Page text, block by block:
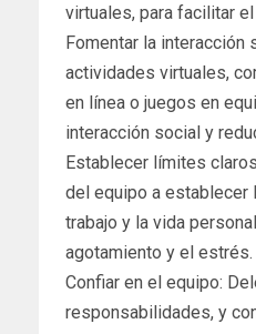
virtuales, para facilitar
Fomentar la interacción
actividades virtuales,
en línea o juegos en
interacción social y
Establecer límites
del equipo a
trabajo y la vida
agotamiento y el estrés.
Confiar en el equipo:
responsabilidades, y